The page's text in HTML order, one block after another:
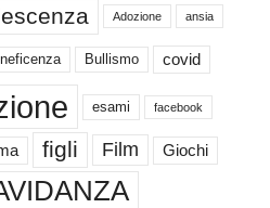
Adozione ansia
Bullismo covid
esami facebook
figli Film Giochi